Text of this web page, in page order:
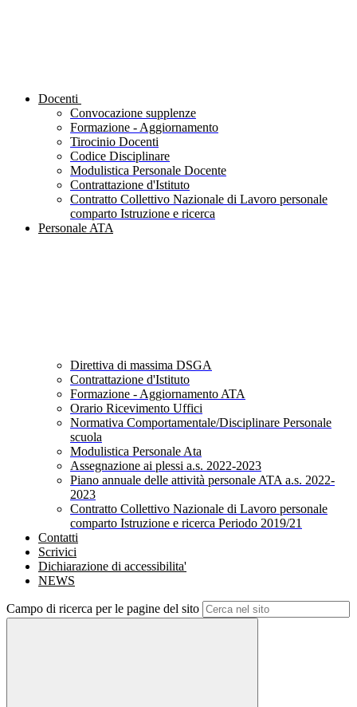
Docenti
Convocazione supplenze
Formazione - Aggiornamento
Tirocinio Docenti
Codice Disciplinare
Modulistica Personale Docente
Contrattazione d'Istituto
Contratto Collettivo Nazionale di Lavoro personale
comparto Istruzione e ricerca
Personale ATA
Direttiva di massima DSGA
Contrattazione d'Istituto
Formazione - Aggiornamento ATA
Orario Ricevimento Uffici
Normativa Comportamentale/Disciplinare Personale
scuola
Modulistica Personale Ata
Assegnazione ai plessi a.s. 2022-2023
Piano annuale delle attività personale ATA a.s. 2022-
2023
Contratto Collettivo Nazionale di Lavoro personale
comparto Istruzione e ricerca Periodo 2019/21
Contatti
Scrivici
Dichiarazione di accessibilita'
NEWS
Campo di ricerca per le pagine del sito